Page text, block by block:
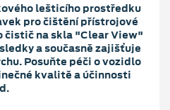
lešticího prostředku
pro čištění přístrojové
čistič na skla "Clear View"
a současně zajišťuje
Posuňte péči o vozidlo
kvalitě a účinnosti